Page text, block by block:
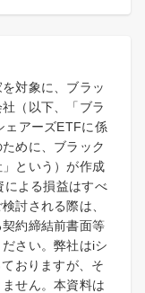
対象に、ブラッ
（以下、「ブラ
ェアーズETFに係
めに、ブラック
という）が作成
による損益はすべ
討される際は、
約締結前書面等
さい。弊社はiシ
おりますが、そ
せん。本資料は